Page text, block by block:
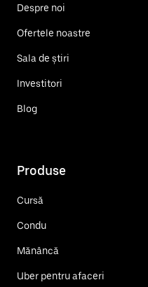
Despre noi
Ofertele noastre
Sala de știri
Investitori
Blog
Produse
Cursă
Condu
Mănâncă
Uber pentru afaceri